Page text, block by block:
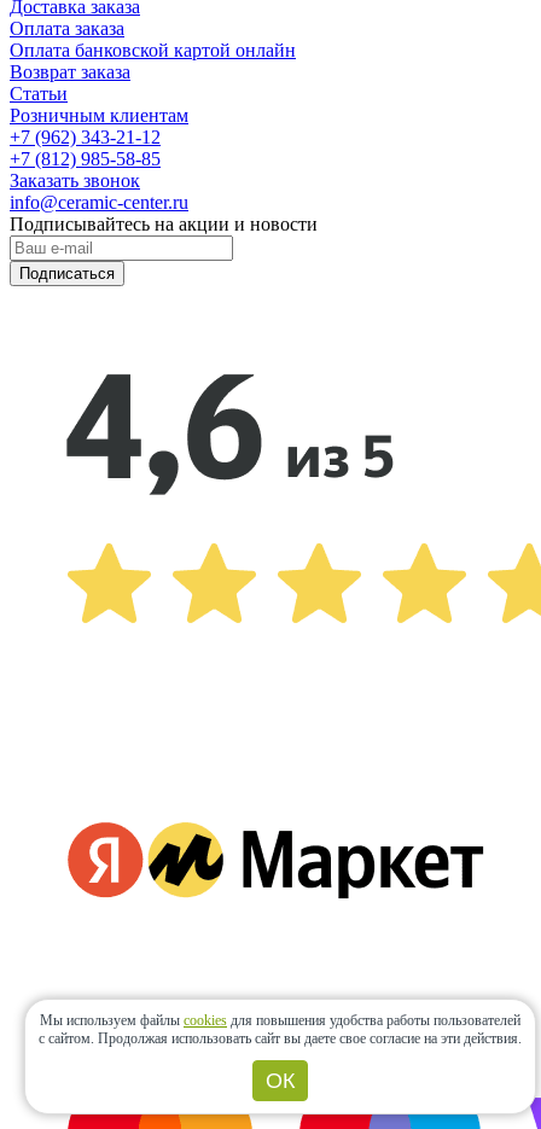
Доставка заказа
Оплата заказа
Оплата банковской картой онлайн
Возврат заказа
Статьи
Розничным клиентам
+7 (962) 343-21-12
+7 (812) 985-58-85
Заказать звонок
info@ceramic-center.ru
Подписывайтесь на акции и новости
Подписаться
Мы используем файлы cookies для повышения удобства работы пользователей
с сайтом. Продолжая использовать сайт вы даете свое согласие на эти действия.
ОК